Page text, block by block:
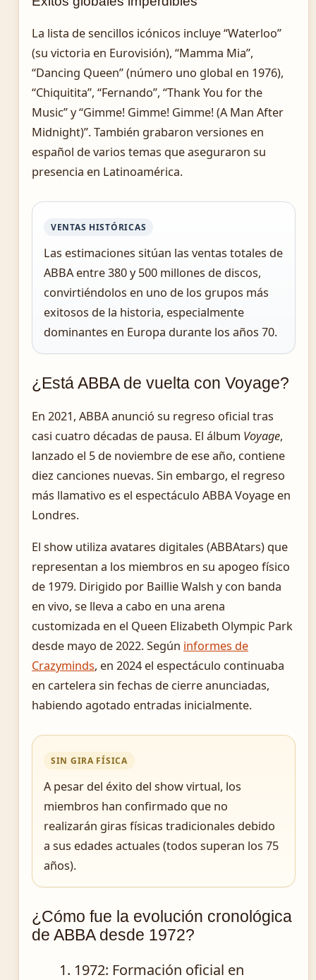
La lista de sencillos icónicos incluye “Waterloo”
(su victoria en Eurovisión), “Mamma Mia”,
“Dancing Queen” (número uno global en 1976),
“Chiquitita”, “Fernando”, “Thank You for the
Music” y “Gimme! Gimme! Gimme! (A Man After
Midnight)”. También grabaron versiones en
español de varios temas que aseguraron su
presencia en Latinoamérica.
VENTAS HISTÓRICAS
Las estimaciones sitúan las ventas totales de
ABBA entre 380 y 500 millones de discos,
convirtiéndolos en uno de los grupos más
exitosos de la historia, especialmente
dominantes en Europa durante los años 70.
¿Está ABBA de vuelta con Voyage?
En 2021, ABBA anunció su regreso oficial tras
casi cuatro décadas de pausa. El álbum Voyage,
lanzado el 5 de noviembre de ese año, contiene
diez canciones nuevas. Sin embargo, el regreso
más llamativo es el espectáculo ABBA Voyage en
Londres.
El show utiliza avatares digitales (ABBAtars) que
representan a los miembros en su apogeo físico
de 1979. Dirigido por Baillie Walsh y con banda
en vivo, se lleva a cabo en una arena
customizada en el Queen Elizabeth Olympic Park
desde mayo de 2022. Según informes de
Crazyminds, en 2024 el espectáculo continuaba
en cartelera sin fechas de cierre anunciadas,
habiendo agotado entradas inicialmente.
SIN GIRA FÍSICA
A pesar del éxito del show virtual, los
miembros han confirmado que no
realizarán giras físicas tradicionales debido
a sus edades actuales (todos superan los 75
años).
¿Cómo fue la evolución cronológica
de ABBA desde 1972?
1972: Formación oficial en